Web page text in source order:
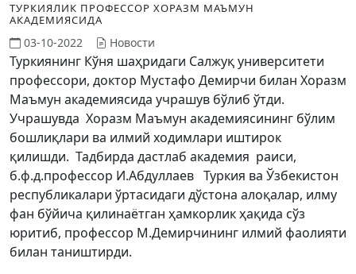
ТУРКИЯЛИК ПРОФЕССОР ХОРАЗМ МАЪМУН
АКАДЕМИЯСИДА
03-10-2022 Новости
Туркиянинг Кўня шаҳридаги Салжуқ университети
профессори, доктор Мустафо Демирчи билан Хоразм
Маъмун академиясида учрашув бўлиб ўтди.
Учрашувда Хоразм Маъмун академиясининг бўлим
бошлиқлари ва илмий ходимлари иштирок
қилишди. Тадбирда дастлаб академия раиси,
б.ф.д.профессор И.Абдуллаев Туркия ва Ўзбекистон
республикалари ўртасидаги дўстона алоқалар, илму
фан бўйича қилинаётган ҳамкорлик ҳақида сўз
юритиб, профессор М.Демирчининг илмий фаолияти
билан таништирди.